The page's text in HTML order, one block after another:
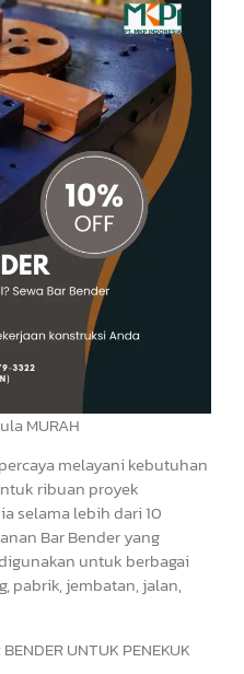
MURAH
melayani kebutuhan
ribuan proyek
selama lebih dari 10
Bar Bender yang
untuk berbagai
pabrik, jembatan, jalan,
UNTUK PENEKUK